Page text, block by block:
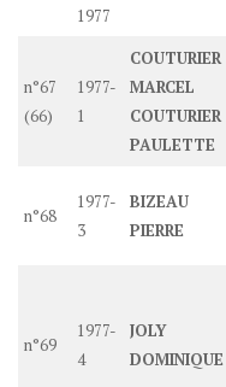
1977
n°67
(66)
1977-
1
COUTURIER
MARCEL
COUTURIER
PAULETTE
n°68
1977-
3
BIZEAU
PIERRE
n°69
1977-
4
JOLY
DOMINIQUE